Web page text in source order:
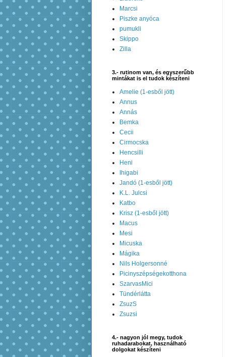
Marcsi
Piszke anyóca
pumukli
Skippo
Zilla
3.- rutinom van, és egyszerűbb
mintákat is el tudok készíteni
Amelie (1-esből jött)
Annus
Annás
Bemka
Cecii
Cirmocska
Hencsilli
Heni
Ihigabi
Jandó (1-esből jött)
K.L. Julcsi
Katbo
Krisz (1-esből jött)
Macus
Mesi
Micuska
Mágika
Nils Holgersonné
Picinyszépségekotthona
SzarvasMici
Tündérlátta
ZsuzS
Zsuzsi
4.- nagyon jól megy, tudok
ruhadarabokat, használható
dolgokat készíteni